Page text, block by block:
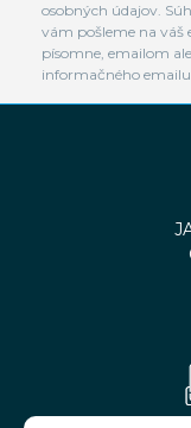
osobných údajov.
vám pošleme na váš
písomne, emailom
informačného